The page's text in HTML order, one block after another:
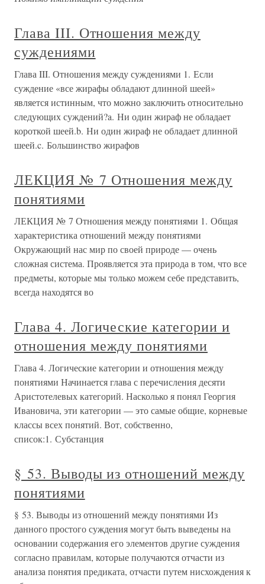
Глава III. Отношения между
суждениями
Глава III. Отношения между суждениями 1. Если
суждение «все жирафы обладают длинной шеей»
является истинным, что можно заключить относительно
следующих суждений?a. Ни один жираф не обладает
короткой шеей.b. Ни один жираф не обладает длинной
шеей.c. Большинство жирафов
ЛЕКЦИЯ № 7 Отношения между
понятиями
ЛЕКЦИЯ № 7 Отношения между понятиями 1. Общая
характеристика отношений между понятиями
Окружающий нас мир по своей природе — очень
сложная система. Проявляется эта природа в том, что все
предметы, которые мы только можем себе представить,
всегда находятся во
Глава 4. Логические категории и
отношения между понятиями
Глава 4. Логические категории и отношения между
понятиями Начинается глава с перечисления десяти
Аристотелевых категорий. Насколько я понял Георгия
Ивановича, эти категории — это самые общие, корневые
классы всех понятий. Вот, собственно,
список:1. Субстанция
§ 53. Выводы из отношений между
понятиями
§ 53. Выводы из отношений между понятиями Из
данного простого суждения могут быть выведены на
основании содержания его элементов другие суждения
согласно правилам, которые получаются отчасти из
анализа понятия предиката, отчасти путем нисхождения к